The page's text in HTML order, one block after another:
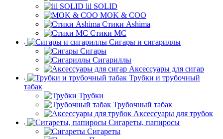
lil SOLID
MOK & COO
Стики Ashima
Стики MC
Сигары и сигариллы
Сигары
Сигариллы
Аксессуары для сигар
Трубки и трубочный
табак
Трубки
Трубочный табак
Аксессуары для трубок
Сигареты, папиросы
Сигареты